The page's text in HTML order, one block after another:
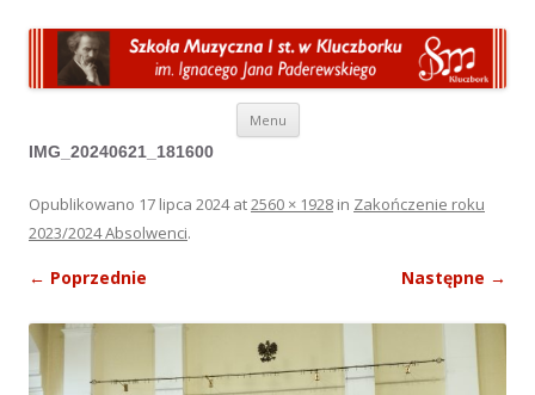
Menu Przeskocz do treści
IMG_20240621_181600
Opublikowano 17 lipca 2024at2560 × 1928 in Zakończenie roku
2023/2024 Absolwenci.
← Poprzednie Następne →